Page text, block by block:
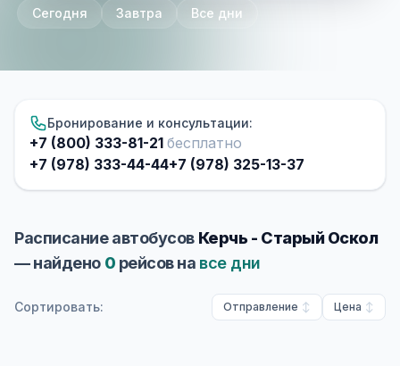
Сегодня Завтра Все дни
Бронирование и консультации:
+7 (800) 333-81-21 бесплатно
+7 (978) 333-44-44+7 (978) 325-13-37
Расписание автобусов Керчь - Старый Оскол
— найдено 0 рейсов на все дни
Сортировать: Отправление Цена